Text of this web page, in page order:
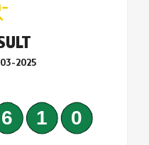
03-2025